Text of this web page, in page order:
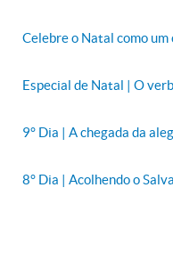
Celebre o Natal como
Especial de Natal | O
9° Dia | A chegada da
8° Dia | Acolhendo o